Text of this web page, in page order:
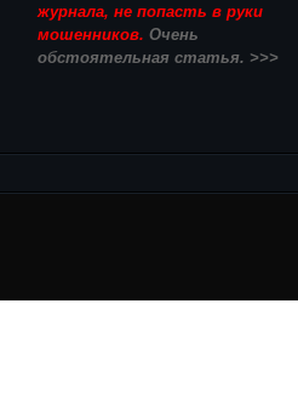
журнала, не попасть в руки
мошенников. Очень
обстоятельная статья. >>>